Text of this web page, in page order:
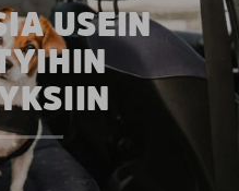
USEIN